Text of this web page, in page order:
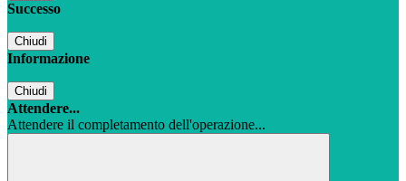
Successo
Chiudi
Informazione
Chiudi
Attendere...
Attendere il completamento dell'operazione...